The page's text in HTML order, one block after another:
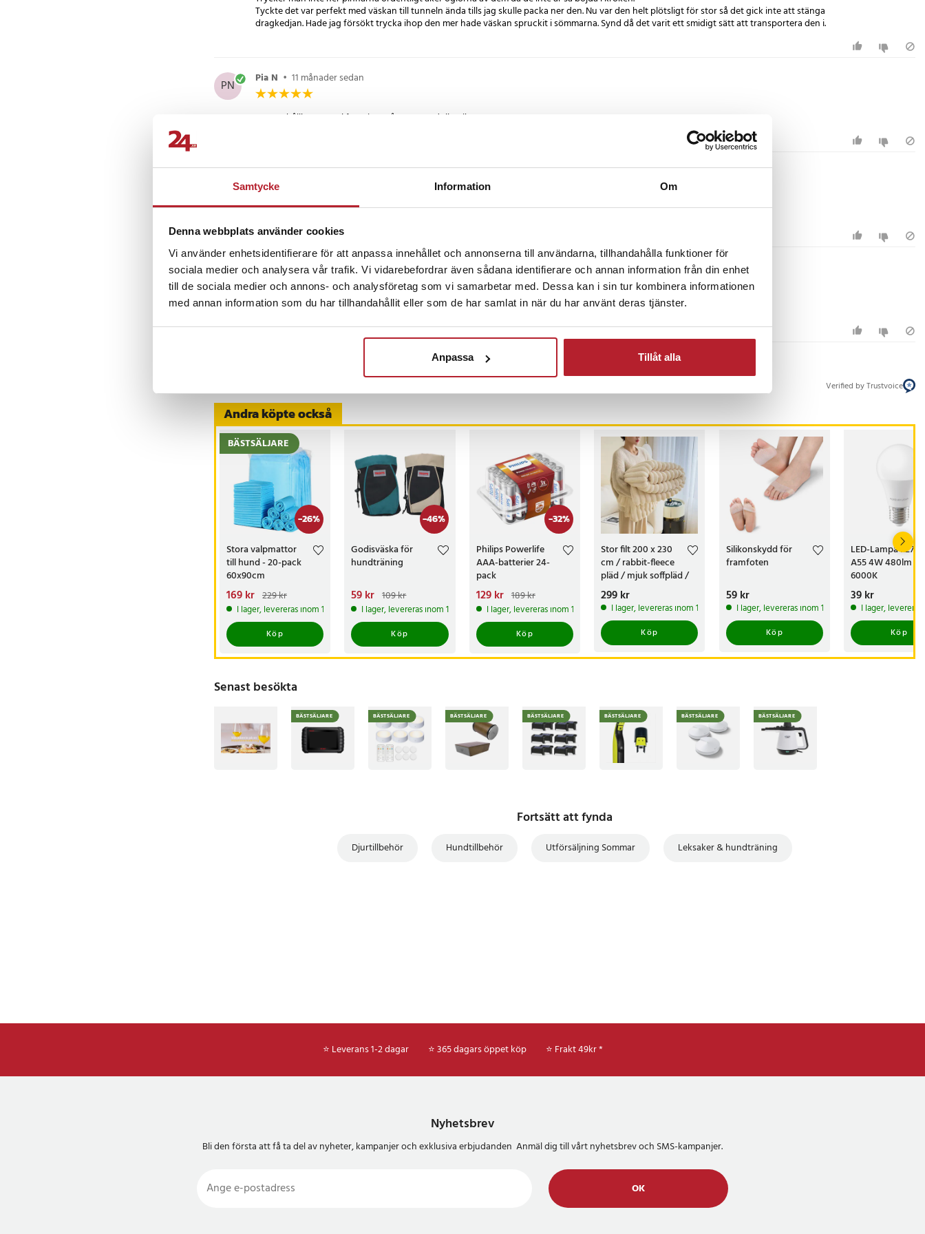
Samtycke Information Om
Denna webbplats använder cookies
Vi använder enhetsidentifierare för att anpassa innehållet och annonserna till användarna, tillhandahålla funktioner för
sociala medier och analysera vår trafik. Vi vidarebefordrar även sådana identifierare och annan information från din enhet
till de sociala medier och annons- och analysföretag som vi samarbetar med. Dessa kan i sin tur kombinera informationen
med annan information som du har tillhandahållit eller som de har samlat in när du har använt deras tjänster.
Anpassa Tillåt alla
- Inkluderade tillbehör: Förvaringspåse och 8
tältpinnar för säker användning
Tyckte det var perfekt med väskan till tunneln ända tills jag skulle packa ner den. Nu var den helt plötsligt för stor så det gick inte att stänga
dragkedjan. Hade jag försökt trycka ihop den mer hade väskan spruckit i sömmarna. Synd då det varit ett smidigt sätt att transportera den i.
PN Pia N • 11 månader sedan
En stor hållbar tunnel för mina två stora ragdoll pojkar.
Ingemar G•1 år sedan
Något dyr men helt ok
MV Monika V • 1 år sedan
Jättebra roligt att se hur glad vuven är och leverans varit snabbt
Verified by Trustvoice
Andra köpte också
-26%
BÄSTSÄLJARE
Stora valpmattor
till hund - 20-pack
60x90cm
Nuvarande pris
169 krTidigare pris:
229 kr
169 kr 229 kr
I lager, levereras inom 1-2 vardagar
Köp
-46%
Godisväska för
hundträning
Nuvarande pris
59 krTidigare pris:
109 kr
59 kr 109 kr
I lager, levereras inom 1-2 vardagar
Köp
-32%
Philips Powerlife
AAA-batterier 24-
pack
Nuvarande pris
129 krTidigare pris:
189 kr
129 kr 189 kr
I lager, levereras inom 1-2 vardagar
Köp
Stor filt 200 x 230
cm / rabbit-fleece
pläd / mjuk soffpläd /
sängfilt offwhite
Pris:299 kr
299 kr
I lager, levereras inom 1-2 vardagar
Köp
Silikonskydd för
framfoten
Pris:59 kr
59 kr
I lager, levereras inom 1-2 vardagar
Köp
LED-Lampa E27
A55 4W 480lm
6000K
Pris:39 kr
39 kr
I lager,
Köp
Senast besökta
BÄSTSÄLJARE BÄSTSÄLJARE BÄSTSÄLJARE BÄSTSÄLJARE BÄSTSÄLJARE BÄSTSÄLJARE BÄSTSÄLJARE
Fortsätt att fynda
Djurtillbehör Hundtillbehör Utförsäljning Sommar Leksaker & hundträning
⭐ Leverans 1-2 dagar ⭐ 365 dagars öppet köp ⭐ Frakt 49kr *
Nyhetsbrev
Bli den första att få ta del av nyheter, kampanjer och exklusiva erbjudanden Anmäl dig till vårt nyhetsbrev och SMS-kampanjer.
OK